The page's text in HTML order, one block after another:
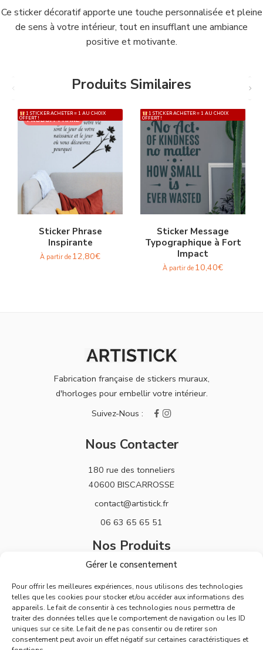
Gérer le consentement
Pour offrir les meilleures expériences, nous utilisons des technologies
telles que les cookies pour stocker et/ou accéder aux informations des
appareils. Le fait de consentir à ces technologies nous permettra de
traiter des données telles que le comportement de navigation ou les ID
uniques sur ce site. Le fait de ne pas consentir ou de retirer son
consentement peut avoir un effet négatif sur certaines caractéristiques et
Ce sticker décoratif apporte une touche personnalisée et pleine
de sens à votre intérieur, tout en insufflant une ambiance
positive et motivante.
Produits Similaires
1 STICKER ACHETER = 1 AU CHOIX
OFFERT !
PRODUIT PHARE
Sticker Phrase
Inspirante
À partir de 12,80€
1 STICKER ACHETER = 1 AU CHOIX
OFFERT !
Sticker Message
Typographique à Fort
Impact
À partir de 10,40€
Fabrication française de stickers muraux,
d'horloges pour embellir votre intérieur.
Nous Contacter
180 rue des tonneliers
40600 BISCARROSSE
contact@artistick.fr
06 63 65 65 51
Nos Produits
Stickers
Horloges
Support
Mentions Légales